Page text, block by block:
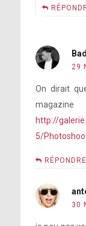
29
On dirait
http://
5/
RÉPONDRE
30